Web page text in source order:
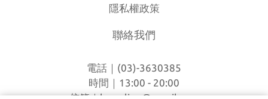
隱私權政策
聯絡我們
電話｜(03)-3630385
時間｜13:00 - 20:00